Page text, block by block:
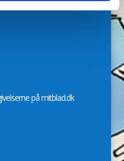
påmitblad.dk